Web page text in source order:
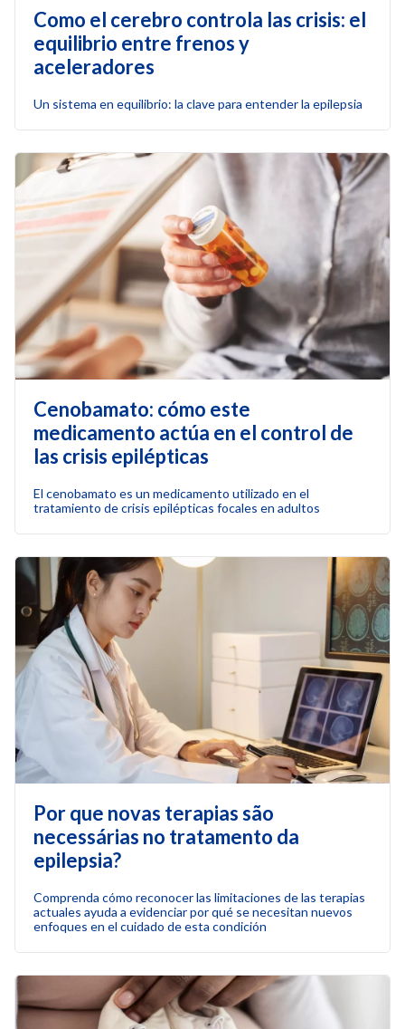
Como el cerebro controla las crisis: el
equilibrio entre frenos y
aceleradores
Un sistema en equilibrio: la clave para entender la epilepsia
Cenobamato: cómo este
medicamento actúa en el control de
las crisis epilépticas
El cenobamato es un medicamento utilizado en el
tratamiento de crisis epilépticas focales en adultos
Por que novas terapias são
necessárias no tratamento da
epilepsia?
Comprenda cómo reconocer las limitaciones de las terapias
actuales ayuda a evidenciar por qué se necesitan nuevos
enfoques en el cuidado de esta condición